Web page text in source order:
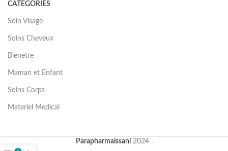
CATÉGORIES
Soin Visage
Soins Cheveux
Bienetre
Maman et Enfant
Soins Corps
Materiel Medical
Parapharmaissani2024 .